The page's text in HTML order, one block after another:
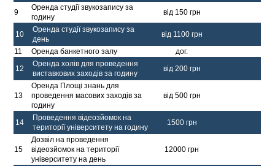
9
Оренда студії звукозапису за
годину
від 150 грн
10
Оренда студії звукозапису за
день
від 1100 грн
11
Оренда банкетного залу
дог.
12
Оренда холів для проведення
виставкових заходів за годину
від 200 грн
13
Оренда Площі знань для
проведення масових заходів за
годину
від 500 грн
14
Проведення відеозйомок на
території університету на годину
1500 грн
15
Дозвіл на проведення
відеозйомок на території
університету на день
12000 грн